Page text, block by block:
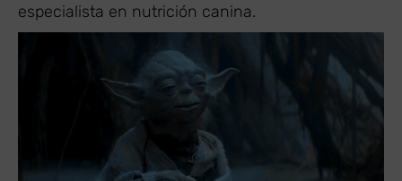
especialista en nutrición canina.